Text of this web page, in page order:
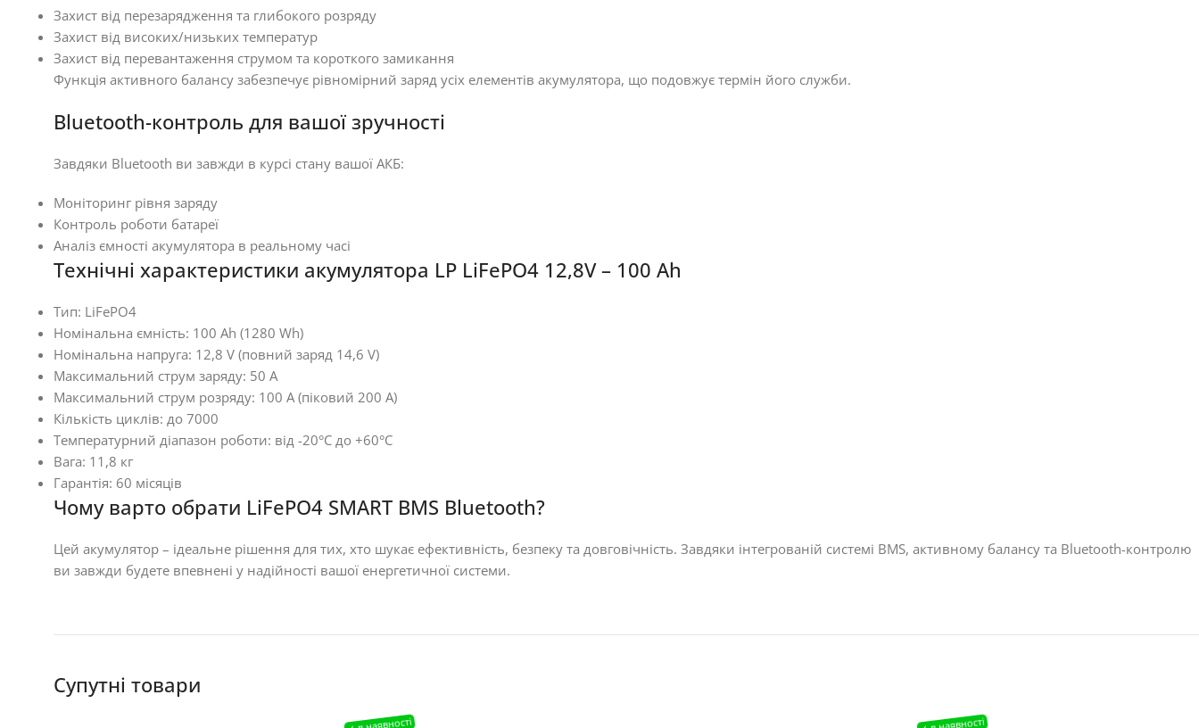
Захист від перезарядження та глибокого розряду
Захист від високих/низьких температур
Захист від перевантаження струмом та короткого замикання
Функція активного балансу забезпечує рівномірний заряд усіх елементів акумулятора, що подовжує термін його служби.
Bluetooth-контроль для вашої зручності
Завдяки Bluetooth ви завжди в курсі стану вашої АКБ:
Моніторинг рівня заряду
Контроль роботи батареї
Аналіз ємності акумулятора в реальному часі
Технічні характеристики акумулятора LP LiFePO4 12,8V – 100 Ah
Тип: LiFePO4
Номінальна ємність: 100 Ah (1280 Wh)
Номінальна напруга: 12,8 V (повний заряд 14,6 V)
Максимальний струм заряду: 50 A
Максимальний струм розряду: 100 A (піковий 200 A)
Кількість циклів: до 7000
Температурний діапазон роботи: від -20°C до +60°C
Вага: 11,8 кг
Гарантія: 60 місяців
Чому варто обрати LiFePO4 SMART BMS Bluetooth?
Цей акумулятор – ідеальне рішення для тих, хто шукає ефективність, безпеку та довговічність. Завдяки інтегрованій системі BMS, активному балансу та Bluetooth-контролю
ви завжди будете впевнені у надійності вашої енергетичної системи.
Супутні товари